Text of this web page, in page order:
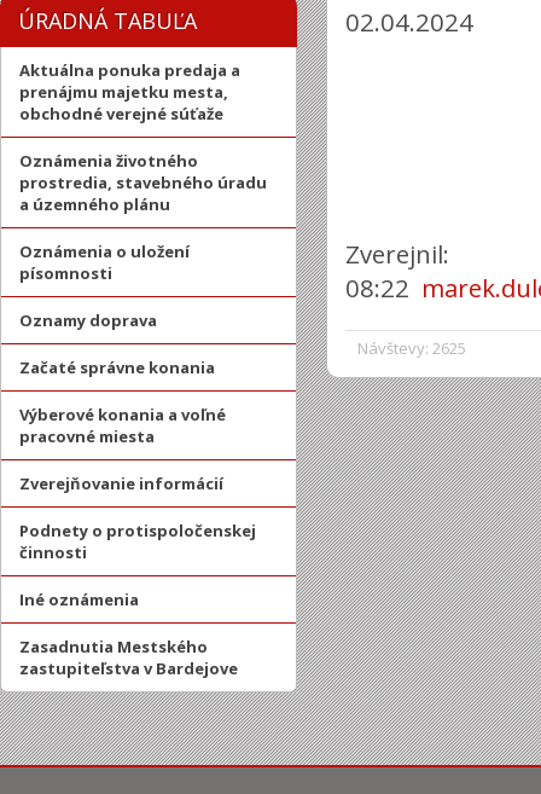
ÚRADNÁ TABUĽA
Aktuálna ponuka predaja a
prenájmu majetku mesta,
obchodné verejné súťaže
Oznámenia životného
prostredia, stavebného úradu
a územného plánu
Oznámenia o uložení
písomnosti
Oznamy doprava
Začaté správne konania
Výberové konania a voľné
pracovné miesta
Zverejňovanie informácií
Podnety o protispoločenskej
činnosti
Iné oznámenia
Zasadnutia Mestského
zastupiteľstva v Bardejove
Návštevy: 2625
02.04.2024
08:22